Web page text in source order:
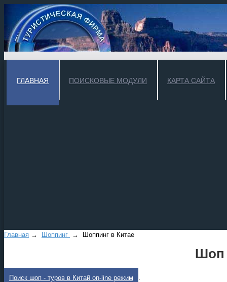
ГЛАВНАЯ ПОИСКОВЫЕ МОДУЛИ КАРТА САЙТА
Главная → Шоппинг → Шoппинг в Китае
Шoп
Поиск шоп - туров в Китай on-line режим